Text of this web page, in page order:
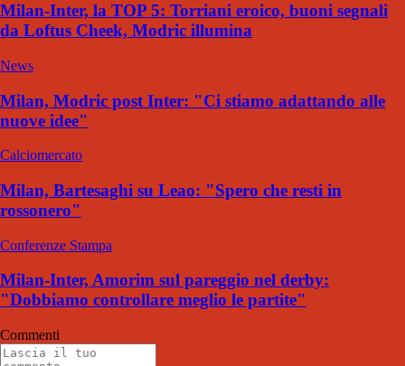
Milan-Inter, la TOP 5: Torriani eroico, buoni segnali
da Loftus Cheek, Modric illumina
News
Milan, Modric post Inter: "Ci stiamo adattando alle
nuove idee"
Calciomercato
Milan, Bartesaghi su Leao: "Spero che resti in
rossonero"
Conferenze Stampa
Milan-Inter, Amorim sul pareggio nel derby:
"Dobbiamo controllare meglio le partite"
Commenti